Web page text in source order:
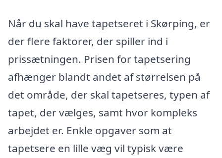
Når du skal have tapetseret i Skørping, er
der flere faktorer, der spiller ind i
prissætningen. Prisen for tapetsering
afhænger blandt andet af størrelsen på
det område, der skal tapetseres, typen af
tapet, der vælges, samt hvor kompleks
arbejdet er. Enkle opgaver som at
tapetsere en lille væg vil typisk være